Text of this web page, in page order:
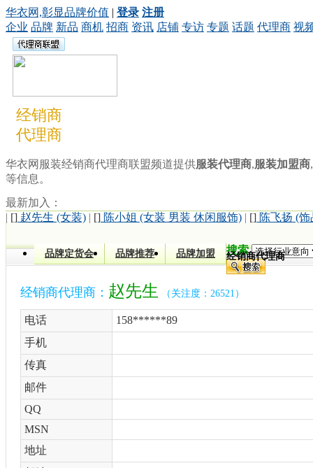
华衣网,彰显品牌价值 | 登录 注册
企业 品牌 新品 商机 招商 资讯 店铺 专访 专题 话题 代理商 视
经销商
代理商
华衣网服装经销商代理商联盟频道提供服装代理商, 服装加盟商,
等信息。
最新加入：
| [] 赵先生 (女装) | [] 陈小姐 (女装 男装 休闲服饰) | [] 陈飞扬 (
品牌定货会 品牌推荐 品牌加盟 搜索
经销商代理商
经销商代理商： 赵先生 （关注度：26521）
电话
158******89
手机
传真
邮件
QQ
MSN
地址